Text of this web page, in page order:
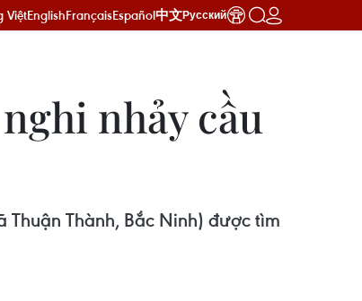
ViệtEnglishFrançaisEspañol中文Русский
nhảy cầu
Thành, Bắc Ninh) được tìm